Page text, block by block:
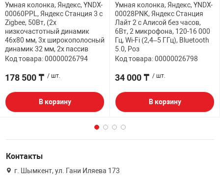
Умная колонка, Яндекс, YNDX-
00060PPL, Яндекс Станция 3 с
Zigbee, 50Вт, (2х
низкочастотный динамик
46х80 мм, 3х широкополосный
динамик 32 мм, 2х пассив
Код товара: 00000026794
178 500 ₸ / шт.
В корзину
Умная колонка, Яндекс, YNDX-
00028PNK, Яндекс Станция
Лайт 2 с Алисой без часов,
6Вт, 2 микрофона, 120-16 000
Гц, Wi-Fi (2,4–5 ГГц), Bluetooth
5.0, Роз
Код товара: 00000026798
34 000 ₸ / шт.
В корзину
Контакты
г. Шымкент, ул. Гани Иляева 173